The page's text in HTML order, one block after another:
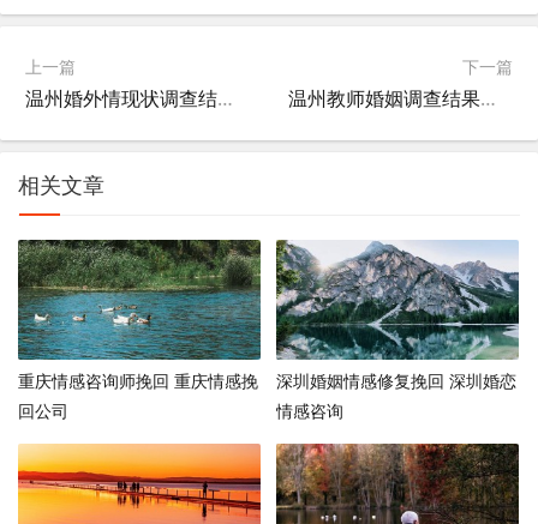
上一篇
温州婚外情现状调查结果 温州婚恋交友网
下一篇
温州教师婚姻调查结果查询 温州教师处理
相关文章
重庆情感咨询师挽回 重庆情感挽
回公司
深圳婚姻情感修复挽回 深圳婚恋
情感咨询